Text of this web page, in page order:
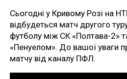
Сьогодні у Кривому Розі на
відбудеться матч другого
футболу між СК «Полтава-2»
«Пенуелом». До вашої уваги
матчу від каналу ПФЛ.